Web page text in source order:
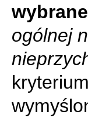
ogólnej